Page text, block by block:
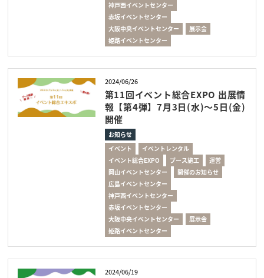
神戸西イベントセンター
赤坂イベントセンター
大阪中央イベントセンター
展示会
姫路イベントセンター
2024/06/26
第11回イベント総合EXPO 出展情
報【第4弾】7月3日(水)～5日(金)
開催
お知らせ
イベント
イベントレンタル
イベント総合EXPO
ブース施工
運営
岡山イベントセンター
開催のお知らせ
広島イベントセンター
神戸西イベントセンター
赤坂イベントセンター
大阪中央イベントセンター
展示会
姫路イベントセンター
2024/06/19